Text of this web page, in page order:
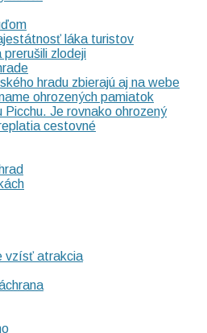
láka turistov
zlodeji
hradu zbierajú aj na webe
ohrozených pamiatok
Picchu. Je rovnako ohrozený
cestovné
vzísť atrakcia